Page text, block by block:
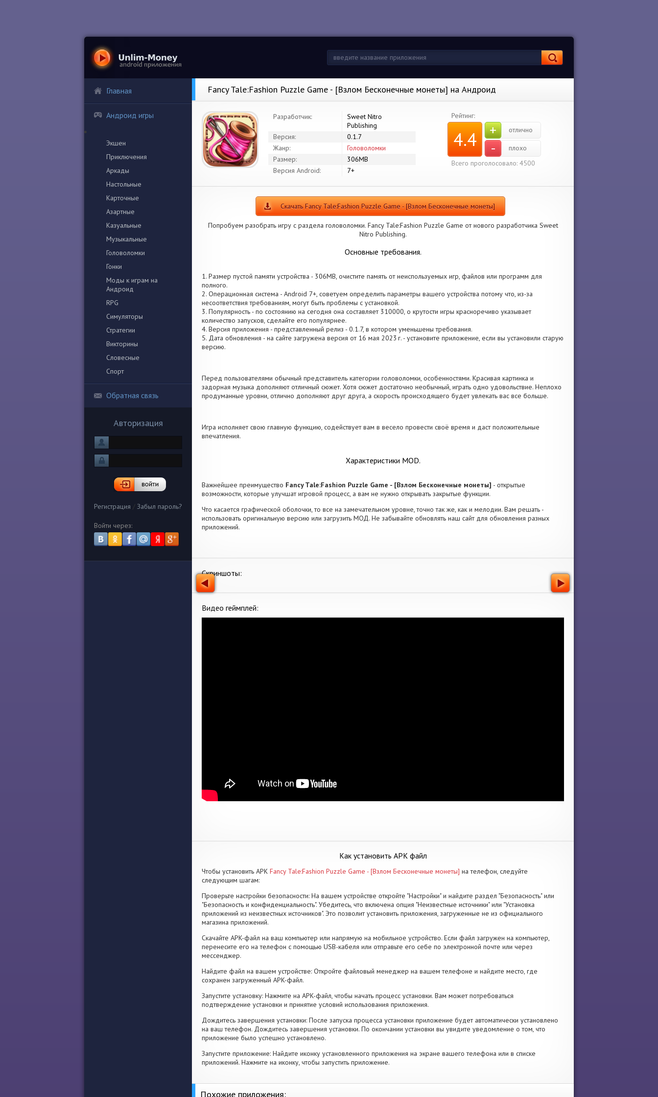
Главная
Андроид игры
Экшен
Приключения
Аркады
Настольные
Карточные
Азартные
Казуальные
Музыкальные
Головоломки
Гонки
Моды к играм на
Андроид
RPG
Симуляторы
Стратегии
Викторины
Словесные
Спорт
Обратная связь
Авторизация
Регистрация / Забыл пароль?
Войти через:
Fancy Tale:Fashion Puzzle Game - [Взлом Бесконечные монеты] на Андроид
Разработчик:
Sweet Nitro
Publishing
Версия:
0.1.7
Жанр:
Головоломки
Размер:
306MB
Версия Android:
7+
Рейтинг:
4.4 + отлично
-
плохо
Всего проголосовало: 4500
Скачать Fancy Tale:Fashion Puzzle Game - [Взлом Бесконечные монеты]
Попробуем разобрать игру с раздела головоломки. Fancy Tale:Fashion Puzzle Game от нового разработчика Sweet
Nitro Publishing.
Основные требования.
1. Размер пустой памяти устройства - 306MB, очистите память от неиспользуемых игр, файлов или программ для
полного.
2. Операционная система - Android 7+, советуем определить параметры вашего устройства потому что, из-за
несоответствия требованиям, могут быть проблемы с установкой.
3. Популярность - по состоянию на сегодня она составляет 310000, о крутости игры красноречиво указывает
количество запусков, сделайте его популярнее.
4. Версия приложения - представленный релиз - 0.1.7, в котором уменьшены требования.
5. Дата обновления - на сайте загружена версия от 16 мая 2023 г. - установите приложение, если вы установили старую
версию.
Перед пользователями обычный представитель категории головоломки, особенностями. Красивая картинка и
задорная музыка дополняют отличный сюжет. Хотя сюжет достаточно необычный, играть одно удовольствие. Неплохо
продуманные уровни, отлично дополняют друг друга, а скорость происходящего будет увлекать вас все больше.
Игра исполняет свою главную функцию, содействует вам в весело провести своё время и даст положительные
впечатления.
Характеристики MOD.
Важнейшее преимущество Fancy Tale:Fashion Puzzle Game - [Взлом Бесконечные монеты] - открытые
возможности, которые улучшат игровой процесс, а вам не нужно открывать закрытые функции.
Что касается графической оболочки, то все на замечательном уровне, точно так же, как и мелодии. Вам решать -
использовать оригинальную версию или загрузить МОД. Не забывайте обновлять наш сайт для обновления разных
приложений.
Скриншоты:
Видео геймплей:
Как установить APK файл
Чтобы установить APK Fancy Tale:Fashion Puzzle Game - [Взлом Бесконечные монеты] на телефон, следуйте
следующим шагам:
Проверьте настройки безопасности: На вашем устройстве откройте "Настройки" и найдите раздел "Безопасность" или
"Безопасность и конфиденциальность". Убедитесь, что включена опция "Неизвестные источники" или "Установка
приложений из неизвестных источников". Это позволит установить приложения, загруженные не из официального
магазина приложений.
Скачайте APK-файл на ваш компьютер или напрямую на мобильное устройство. Если файл загружен на компьютер,
перенесите его на телефон с помощью USB-кабеля или отправьте его себе по электронной почте или через
мессенджер.
Найдите файл на вашем устройстве: Откройте файловый менеджер на вашем телефоне и найдите место, где
сохранен загруженный APK-файл.
Запустите установку: Нажмите на APK-файл, чтобы начать процесс установки. Вам может потребоваться
подтверждение установки и принятие условий использования приложения.
Дождитесь завершения установки: После запуска процесса установки приложение будет автоматически установлено
на ваш телефон. Дождитесь завершения установки. По окончании установки вы увидите уведомление о том, что
приложение было успешно установлено.
Запустите приложение: Найдите иконку установленного приложения на экране вашего телефона или в списке
приложений. Нажмите на иконку, чтобы запустить приложение.
Похожие приложения: